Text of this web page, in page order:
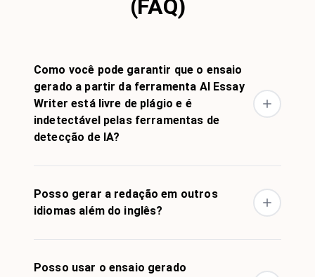
(FAQ)
Como você pode garantir que o ensaio
gerado a partir da ferramenta AI Essay
Writer está livre de plágio e é
indetectável pelas ferramentas de
detecção de IA?
Posso gerar a redação em outros
idiomas além do inglês?
Posso usar o ensaio gerado